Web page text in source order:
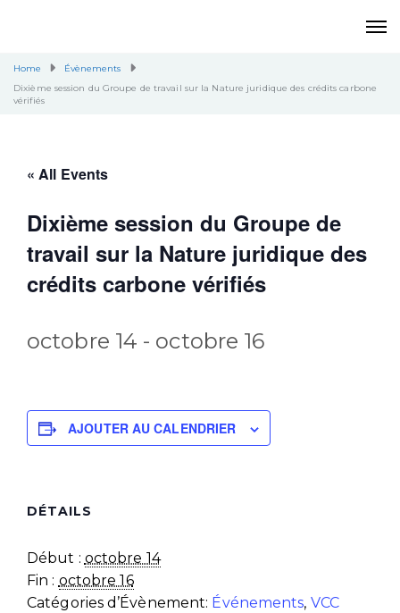
Home
Évènements
Dixième session du Groupe de travail sur la Nature juridique des crédits carbone
vérifiés
« All Events
Dixième session du Groupe de
travail sur la Nature juridique des
crédits carbone vérifiés
octobre 14 - octobre 16
AJOUTER AU CALENDRIER
DÉTAILS
Début : octobre 14
Fin : octobre 16
Catégories d’Évènement: Événements, VCC